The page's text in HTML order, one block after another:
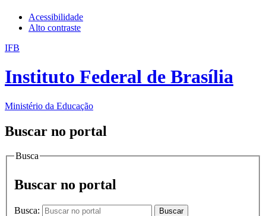
Acessibilidade
Alto contraste
IFB
Instituto Federal de Brasília
Ministério da Educação
Buscar no portal
Busca
Buscar no portal
Busca: Buscar